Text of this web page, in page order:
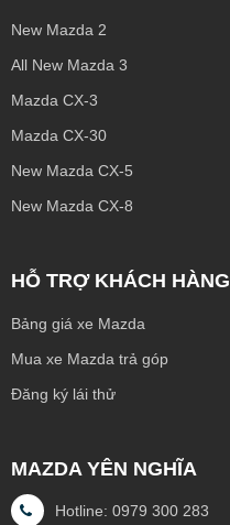
New Mazda 2
All New Mazda 3
Mazda CX-3
Mazda CX-30
New Mazda CX-5
New Mazda CX-8
HỖ TRỢ KHÁCH HÀNG
Bảng giá xe Mazda
Mua xe Mazda trả góp
Đăng ký lái thử
MAZDA YÊN NGHĨA
Hotline: 0979 300 283